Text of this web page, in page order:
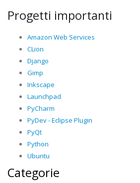
Progetti importanti
Amazon Web Services
CLion
Django
Gimp
Inkscape
Launchpad
PyCharm
PyDev - Eclipse Plugin
PyQt
Python
Ubuntu
Categorie